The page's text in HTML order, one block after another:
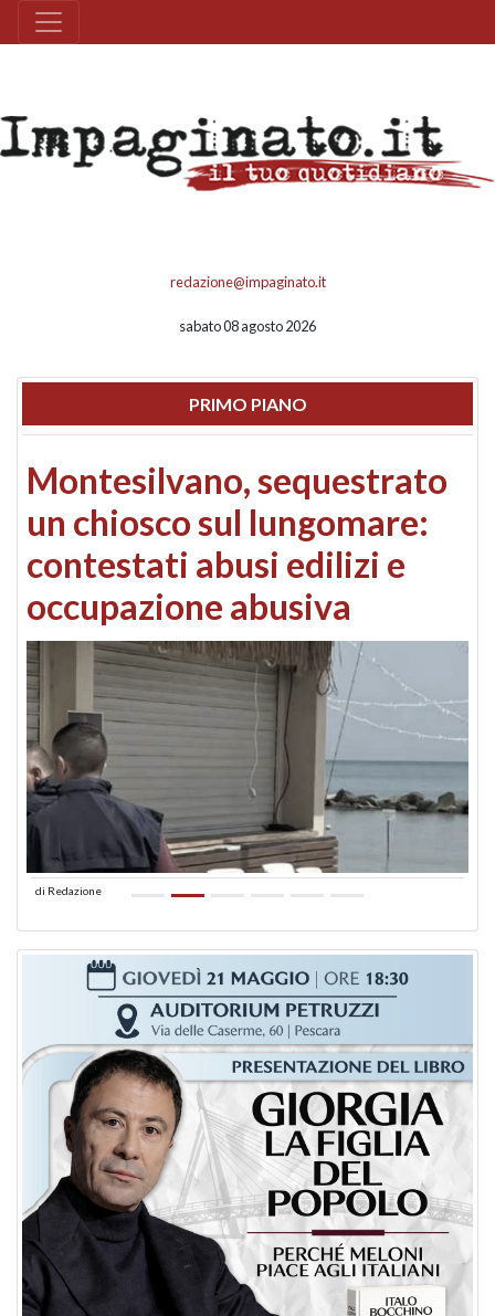
redazione@impaginato.it
sabato 08 agosto 2026
PRIMO PIANO
Montesilvano, sequestrato
un chiosco sul lungomare:
contestati abusi edilizi e
occupazione abusiva
di Redazione